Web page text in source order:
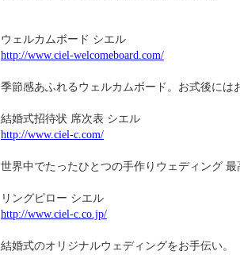
ウェルカムボード シエル
http://www.ciel-welcomeboard.com/
季節感あふれるウェルカムボード。お式後には
結婚式招待状 席次表 シエル
http://www.ciel-c.com/
世界中でたったひとつの手作りウェディング 最
リングピロー シエル
http://www.ciel-c.co.jp/
結婚式のオリジナルウェディングをお手伝い。